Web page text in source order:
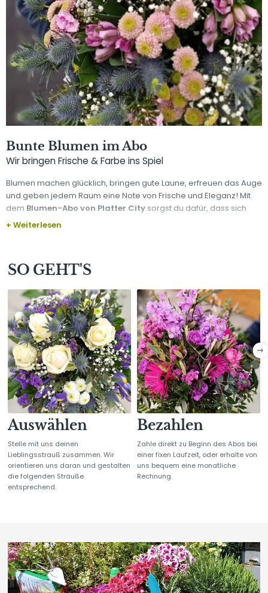
Bunte Blumen im Abo
Wir bringen Frische & Farbe ins Spiel
Blumen machen glücklich, bringen gute Laune, erfreuen das Auge
und geben jedem Raum eine Note von Frische und Eleganz! Mit
dem Blumen-Abo von Platter City sorgst du dafür, dass sich
deine vier Wände immer von ihrer besten Seite zeigen.
liefern ihn dir innenstadtweit kostenlos in deinen Betrieb!
+ Weiterlesen
SO GEHT'S
Auswählen
Stelle mit uns deinen
Lieblingsstrauß zusammen. Wir
orientieren uns daran und gestalten
die folgenden Sträuße
entsprechend.
Bezahlen
Zahle direkt zu Beginn des Abos bei
einer fixen Laufzeit, oder erhalte von
uns bequem eine monatliche
Rechnung.